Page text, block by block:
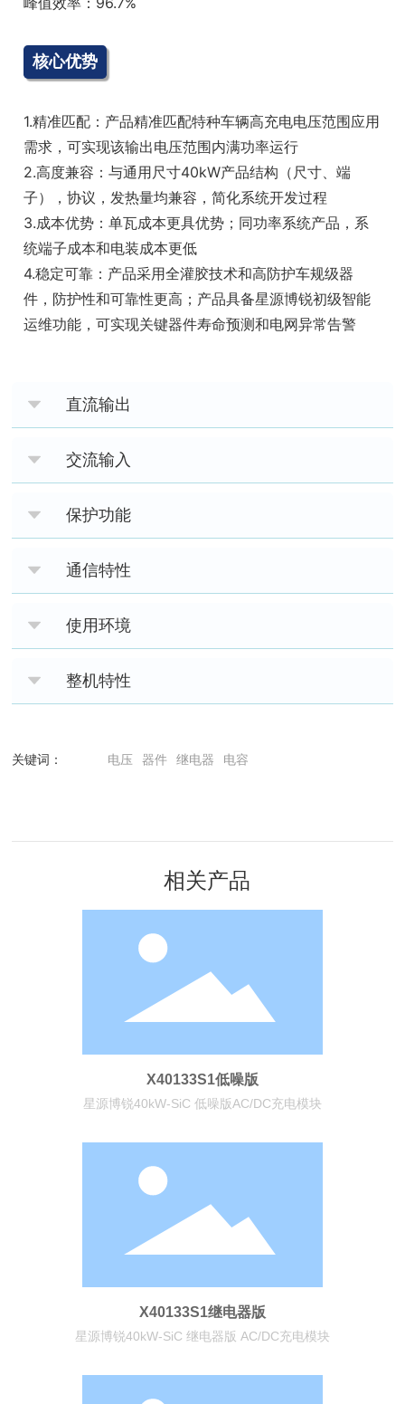
核心优势
1.精准匹配：产品精准匹配特种车辆高充电电压范围应用
需求，可实现该输出电压范围内满功率运行
2.高度兼容：与通用尺寸40kW产品结构（尺寸、端
子），协议，发热量均兼容，简化系统开发过程
3.成本优势：单瓦成本更具优势；同功率系统产品，系
统端子成本和电装成本更低
4.稳定可靠：产品采用全灌胶技术和高防护车规级器
件，防护性和可靠性更高；产品具备星源博锐初级智能
运维功能，可实现关键器件寿命预测和电网异常告警
直流输出
交流输入
保护功能
通信特性
使用环境
整机特性
关键词： 电压 器件 继电器 电容
相关产品
X40133S1低噪版
星源博锐40kW-SiC 低噪版AC/DC充电模块
X40133S1继电器版
星源博锐40kW-SiC 继电器版 AC/DC充电模块